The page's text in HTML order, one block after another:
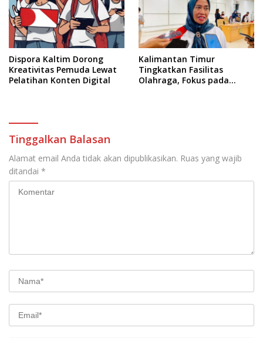
Dispora Kaltim Dorong
Kreativitas Pemuda Lewat
Pelatihan Konten Digital
Kalimantan Timur
Tingkatkan Fasilitas
Olahraga, Fokus pada
Tinggalkan Balasan
Alamat email Anda tidak akan dipublikasikan. Ruas yang wajib
ditandai *